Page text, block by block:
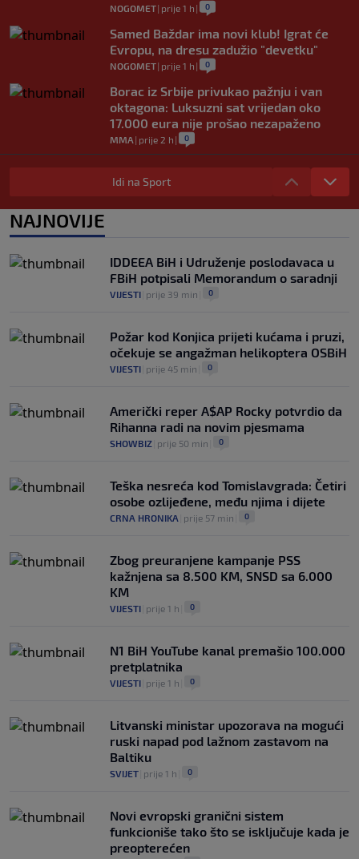
NOGOMET| prije 1 h | 0
Samed Baždar ima novi klub! Igrat će
Evropu, na dresu zadužio "devetku"
NOGOMET| prije 1 h | 0
Borac iz Srbije privukao pažnju i van
oktagona: Luksuzni sat vrijedan oko
17.000 eura nije prošao nezapaženo
MMA | prije 2 h | 0
Novi detalji slučaja Dončić: Slovenski
mediji tvrde da bivša zaručnica nije
0
"Odlazim iz svog doma, ali vas nikada
neću zaboraviti"
KOŠARKA prije 2 h 0
Idi na Sport
NAJNOVIJE
IDDEEA BiH i Udruženje poslodavaca u
FBiH potpisali Memorandum o saradnji
VIJESTI prije 39 min 0
Požar kod Konjica prijeti kućama i pruzi,
očekuje se angažman helikoptera OSBiH
VIJESTI prije 45 min 0
Američki reper A$AP Rocky potvrdio da
Rihanna radi na novim pjesmama
SHOWBIZ prije 50 min 0
Teška nesreća kod Tomislavgrada: Četiri
osobe ozlijeđene, među njima i dijete
CRNA HRONIKA prije 57 min 0
Zbog preuranjene kampanje PSS
kažnjena sa 8.500 KM, SNSD sa 6.000
KM
VIJESTI prije 1 h 0
N1 BiH YouTube kanal premašio 100.000
pretplatnika
VIJESTI prije 1 h 0
Litvanski ministar upozorava na mogući
ruski napad pod lažnom zastavom na
Baltiku
SVIJET prije 1 h 0
Novi evropski granični sistem
funkcioniše tako što se isključuje kada je
preopterećen